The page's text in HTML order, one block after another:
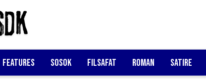
Features Sosok Filsafat Roman Satire